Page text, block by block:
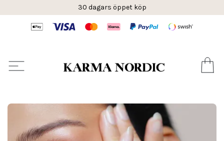
30 dagars öppet köp